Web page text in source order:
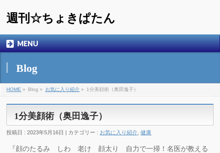
週刊☆ちょきぱたん
MENU
Blog
HOME » Blog » お気に入り紹介 » 1分美顔術（奥田逸子）
1分美顔術（奥田逸子）
投稿日 : 2023年5月16日 | カテゴリー : お気に入り紹介 ,健康
『顔のたるみ しわ 老け 顔太り 自力で一掃！名医が教える